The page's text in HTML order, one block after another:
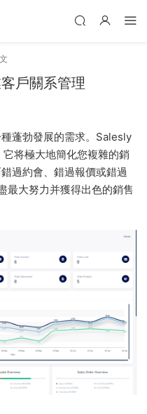
戶關系管理
蓬勃發展的需求。Salesly
将極大地簡化您複雜的銷
過約會、錯過報價或錯過
最大努力并獲得出色的銷售